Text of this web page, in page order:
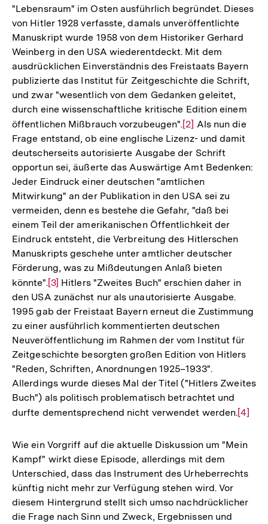
"Lebensraum" im Osten ausführlich begründet. Dieses
von Hitler 1928 verfasste, damals unveröffentlichte
Manuskript wurde 1958 von dem Historiker Gerhard
Weinberg in den USA wiederentdeckt. Mit dem
ausdrücklichen Einverständnis des Freistaats Bayern
publizierte das Institut für Zeitgeschichte die Schrift,
und zwar "wesentlich von dem Gedanken geleitet,
durch eine wissenschaftliche kritische Edition einem
öffentlichen Mißbrauch vorzubeugen".Zur
Auflösung
der
Fußnote
[2] Als nun die
Frage entstand, ob eine englische Lizenz- und damit
deutscherseits autorisierte Ausgabe der Schrift
opportun sei, äußerte das Auswärtige Amt Bedenken:
Jeder Eindruck einer deutschen "amtlichen
Mitwirkung" an der Publikation in den USA sei zu
vermeiden, denn es bestehe die Gefahr, "daß bei
einem Teil der amerikanischen Öffentlichkeit der
Eindruck entsteht, die Verbreitung des Hitlerschen
Manuskripts geschehe unter amtlicher deutscher
Förderung, was zu Mißdeutungen Anlaß bieten
könnte".Zur
Auflösung
der
Fußnote
[3] Hitlers "Zweites Buch" erschien daher in
den USA zunächst nur als unautorisierte Ausgabe.
1995 gab der Freistaat Bayern erneut die Zustimmung
zu einer ausführlich kommentierten deutschen
Neuveröffentlichung im Rahmen der vom Institut für
Zeitgeschichte besorgten großen Edition von Hitlers
"Reden, Schriften, Anordnungen 1925–1933".
Allerdings wurde dieses Mal der Titel ("Hitlers Zweites
Buch") als politisch problematisch betrachtet und
durfte dementsprechend nicht verwendet werden.Zur
der
[4]
Wie ein Vorgriff auf die aktuelle Diskussion um "Mein
Kampf" wirkt diese Episode, allerdings mit dem
Unterschied, dass das Instrument des Urheberrechts
künftig nicht mehr zur Verfügung stehen wird. Vor
diesem Hintergrund stellt sich umso nachdrücklicher
die Frage nach Sinn und Zweck, Ergebnissen und